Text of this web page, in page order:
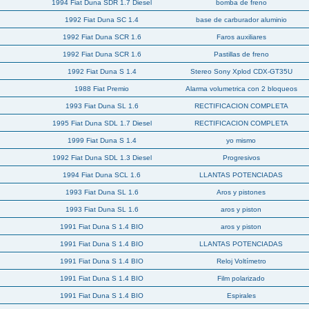
1994 Fiat Duna SDR 1.7 Diesel bomba de freno
1992 Fiat Duna SC 1.4 base de carburador aluminio
1992 Fiat Duna SCR 1.6 Faros auxiliares
1992 Fiat Duna SCR 1.6 Pastillas de freno
1992 Fiat Duna S 1.4 Stereo Sony Xplod CDX-GT35U
1988 Fiat Premio Alarma volumetrica con 2 bloqueos
1993 Fiat Duna SL 1.6 RECTIFICACION COMPLETA
1995 Fiat Duna SDL 1.7 Diesel RECTIFICACION COMPLETA
1999 Fiat Duna S 1.4 yo mismo
1992 Fiat Duna SDL 1.3 Diesel Progresivos
1994 Fiat Duna SCL 1.6 LLANTAS POTENCIADAS
1993 Fiat Duna SL 1.6 Aros y pistones
1993 Fiat Duna SL 1.6 aros y piston
1991 Fiat Duna S 1.4 BIO aros y piston
1991 Fiat Duna S 1.4 BIO LLANTAS POTENCIADAS
1991 Fiat Duna S 1.4 BIO Reloj Voltímetro
1991 Fiat Duna S 1.4 BIO Film polarizado
1991 Fiat Duna S 1.4 BIO Espirales